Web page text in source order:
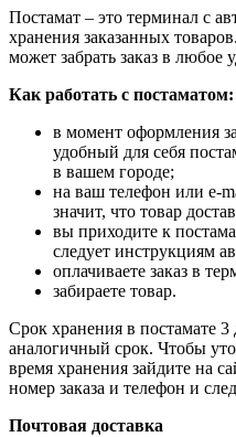
Постамат – это терминал с
хранения заказанных
может забрать заказ в любое
Как работать с постаматом:
в момент оформления
удобный для себя
в вашем городе;
на ваш телефон или e-
значит, что товар
вы приходите к
следует инструкциям
оплачиваете заказ в
забираете товар.
Срок хранения в постамате
аналогичный срок. Чтобы
время хранения зайдите на
номер заказа и телефон и
Почтовая доставка